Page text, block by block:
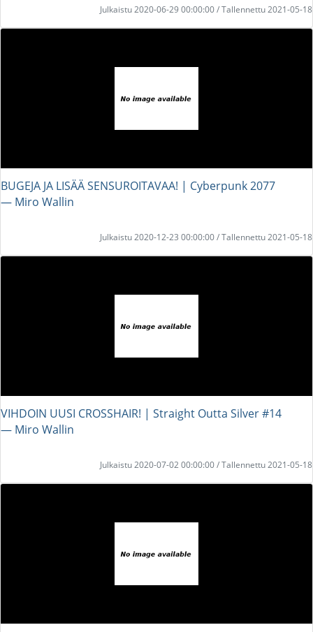
Julkaistu 2020-06-29 00:00:00 / Tallennettu 2021-05-18
BUGEJA JA LISÄÄ SENSUROITAVAA! | Cyberpunk 2077
― Miro Wallin
Julkaistu 2020-12-23 00:00:00 / Tallennettu 2021-05-18
VIHDOIN UUSI CROSSHAIR! | Straight Outta Silver #14
― Miro Wallin
Julkaistu 2020-07-02 00:00:00 / Tallennettu 2021-05-18